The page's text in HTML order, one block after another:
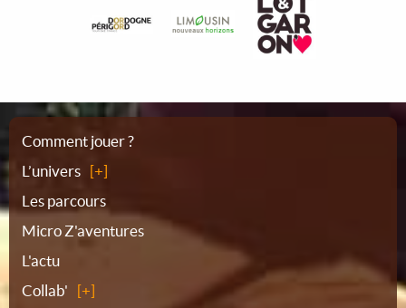
Plan
du
site
Comment jouer ?
L’univers
Les parcours
Micro Z'aventures
L'actu
Collab'